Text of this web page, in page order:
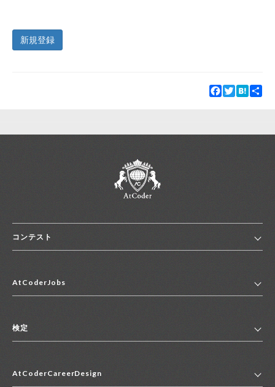
新規登録
Facebook
TwitterHatena
コンテスト
コンテスト一覧
便利リンク集
AtCoderJobs
2027年新卒採用求人一覧
中途採用求人一覧
検定
マイページ
AtCoderCareerDesign